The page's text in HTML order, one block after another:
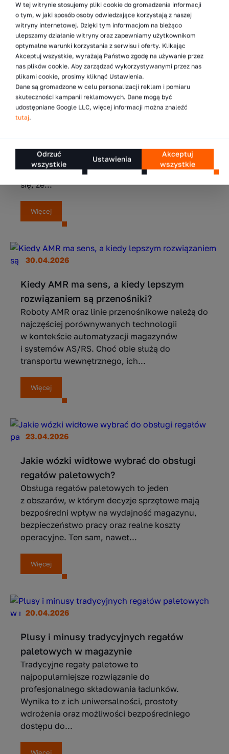
względem ryzyka. Projektuje...
Więcej
7.05.2026
5 sposobów na zwiększenie liczby
składowanych palet w magazynie
jednym z najczęstszych wyzwań operacyjnych
w logistyce. Wraz ze wzrostem wolumenów
i rozszerzaniem asortymentu szybko okazuje
się, że...
Więcej
30.04.2026
Kiedy AMR ma sens, a kiedy lepszym
rozwiązaniem są przenośniki?
Roboty AMR oraz linie przenośnikowe należą do
najczęściej porównywanych technologii
w kontekście automatyzacji magazynów
i systemów AS/RS. Choć obie służą do
transportu wewnętrznego, ich...
Więcej
23.04.2026
Jakie wózki widłowe wybrać do obsługi
regałów paletowych?
Obsługa regałów paletowych to jeden
z obszarów, w którym decyzje sprzętowe mają
bezpośredni wpływ na wydajność magazynu,
bezpieczeństwo pracy oraz realne koszty
operacyjne. Ten sam, nawet...
Więcej
20.04.2026
Plusy i minusy tradycyjnych regałów
paletowych w magazynie
Tradycyjne regały paletowe to
najpopularniejsze rozwiązanie do
profesjonalnego składowania ładunków.
Wynika to z ich uniwersalności, prostoty
wdrożenia oraz możliwości bezpośredniego
dostępu do...
Więcej
W tej witrynie stosujemy pliki cookie do gromadzenia informacji
o tym, w jaki sposób osoby odwiedzające korzystają z naszej
witryny internetowej. Dzięki tym informacjom na bieżąco
ulepszamy działanie witryny oraz zapewniamy użytkownikom
optymalne warunki korzystania z serwisu i oferty. Klikając
Akceptuj wszystkie, wyrażają Państwo zgodę na używanie przez
nas plików cookie. Aby zarządzać wykorzystywanymi przez nas
plikami cookie, prosimy kliknąć Ustawienia.
Dane są gromadzone w celu personalizacji reklam i pomiaru
skuteczności kampanii reklamowych. Dane mogą być
udostępniane Google LLC, więcej informacji można znaleźć
tutaj.
Odrzuć
wszystkie
Ustawienia
Akceptuj
wszystkie